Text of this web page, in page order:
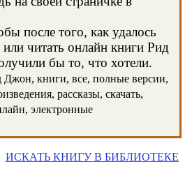
после того, как удалось
или читать онлайн книги Рид
бы то, что хотели.
книги, все, полные версии,
рассказы, скачать,
электронные
ИСКАТЬ КНИГУ В БИБЛИОТЕКЕ